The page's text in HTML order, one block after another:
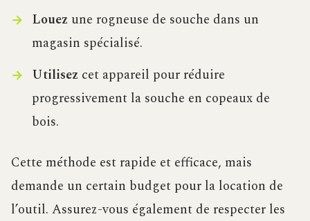
Louez une rogneuse de souche dans un
magasin spécialisé.
Utilisez cet appareil pour réduire
progressivement la souche en copeaux de
bois.
Cette méthode est rapide et efficace, mais
demande un certain budget pour la location de
l’outil. Assurez-vous également de respecter les